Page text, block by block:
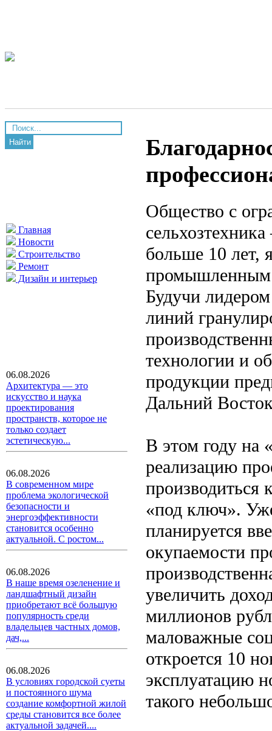
Найти
Главная
Новости
Строительство
Ремонт
Дизайн и интерьер
06.08.2026
Архитектура — это
искусство и наука
проектирования
пространств, которое не
только создает
эстетическую...
06.08.2026
В современном мире
проблема экологической
безопасности и
энергоэффективности
становится особенно
актуальной. С ростом...
06.08.2026
В наше время озеленение и
ландшафтный дизайн
приобретают всё большую
популярность среди
владельцев частных домов,
дач,...
06.08.2026
В условиях городской суеты
и постоянного шума
создание комфортной жилой
среды становится все более
актуальной задачей....
Общество с
больше 10 лет,
промышленным
Будучи
линий
технологии и
продукции
Дальний
В этом году на
реализацию
производиться
«под ключ».
планируется
окупаемости
увеличить
миллионов
маловажные
откроется 10
эксплуатацию
такого